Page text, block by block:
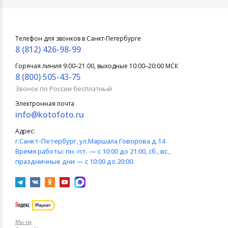
Мы на
Телефон для звонков в Санкт-Петербурге
8 (812) 426-98-99
Горячая линия 9:00–21:00, выходные 10:00–20:00 МСК
8 (800) 505-43-75
Звонок по России бесплатный
Электронная почта
info@kotofoto.ru
Адрес:
г.Санкт-Петербург, ул.Маршала Говорова д.14
Время работы: пн.-пт. — с 10:00 до 21:00, сб., вс.,
праздничные дни — с 10:00 до 20:00.